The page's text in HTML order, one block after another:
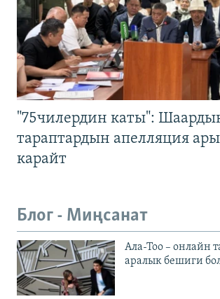
"75чилердин каты":
тараптардын апелляция
карайт
Блог - Миңсанат
Ала-Тоо – онлайн
аралык бешиги